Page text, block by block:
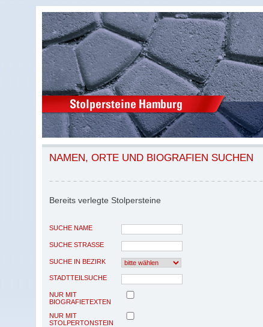
NAMEN, ORTE UND BIOGRAFIEN SUCHEN
Bereits verlegte Stolpersteine
SUCHE NAME
SUCHE STRASSE
SUCHE IN BEZIRK
STADTTEILSUCHE
NUR MIT
BIOGRAFIETEXTEN
NUR MIT
STOLPERTONSTEIN